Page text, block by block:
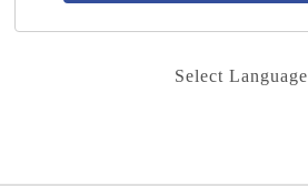
Select Language